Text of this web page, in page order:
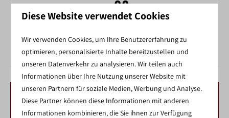
VERFÜGBARKEIT UND PREIS
Diese Website verwendet Cookies
Wir verwenden Cookies, um Ihre Benutzererfahrung zu
optimieren, personalisierte Inhalte bereitzustellen und
unseren Datenverkehr zu analysieren. Wir teilen auch
Informationen über Ihre Nutzung unserer Website mit
unseren Partnern für soziale Medien, Werbung und Analyse.
Diese Partner können diese Informationen mit anderen
Informationen kombinieren, die Sie ihnen zur Verfügung